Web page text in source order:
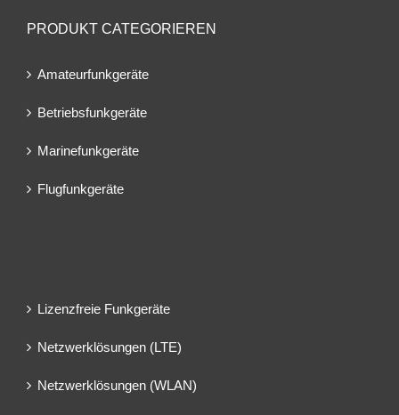
PRODUKT CATEGORIEREN
Amateurfunkgeräte
Betriebsfunkgeräte
Marinefunkgeräte
Flugfunkgeräte
Lizenzfreie Funkgeräte
Netzwerklösungen (LTE)
Netzwerklösungen (WLAN)